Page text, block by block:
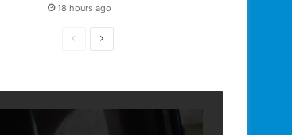
18 hours ago
PreviousNext